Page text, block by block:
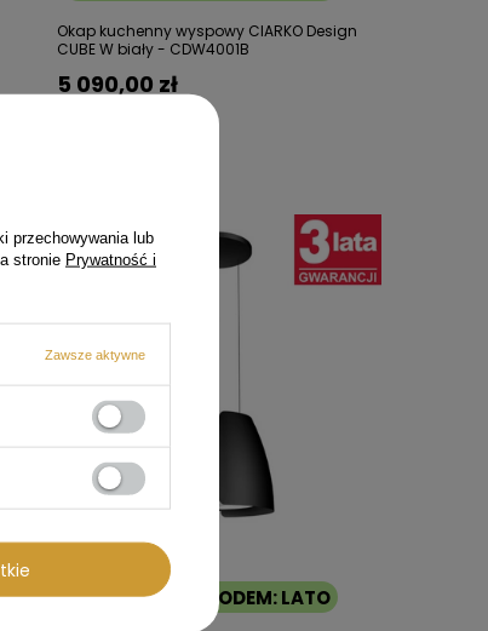
Okap kuchenny wyspowy CIARKO Design
CUBE W biały - CDW4001B
5 090,00 zł
10% RABATU Z KODEM: LATO
przechowywania lub
stronie Prywatność i
Zawsze aktywne